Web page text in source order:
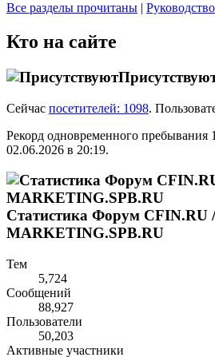
Все разделы прочитаны |
Кто на сайте
Сейчас посетителей: 1098.
Рекорд одновременного пребывания
02.06.2026 в 20:19.
Статистика Форум CFIN.RU /
MARKETING.SPB.RU
Тем
5,724
Сообщений
88,927
Пользователи
50,203
Активные участники